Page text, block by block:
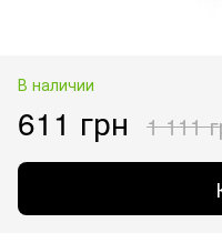
В наличии
611 грн 1 111